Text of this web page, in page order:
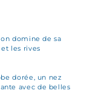
domine de sa
les rives
dorée, un nez
avec de belles